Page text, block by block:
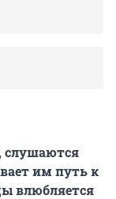
слушаются
им путь к
влюбляется